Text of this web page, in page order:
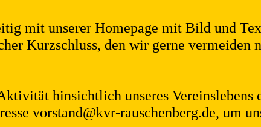
mit unserer Homepage mit Bild und
Kurzschluss, den wir gerne vermeiden
hinsichtlich unseres Vereinslebens
vorstand@kvr-rauschenberg.de, um